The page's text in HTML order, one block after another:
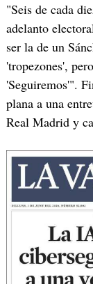
"Seis de cada
adelanto
ser la de un
'tropezones',
'Seguiremos'".
plana a una
Real Madrid y